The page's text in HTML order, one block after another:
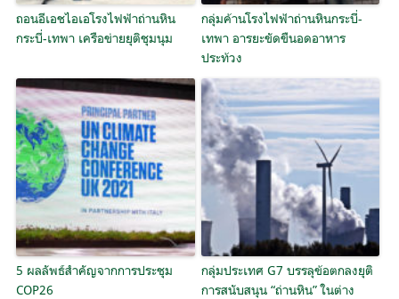
ถอนอีเอชไอเอโรงไฟฟ้าถ่านหิน
กระบี่-เทพา เครือข่ายยุติชุมนุม
กลุ่มค้านโรงไฟฟ้าถ่านหินกระบี่-
เทพา อารยะขัดขืนอดอาหาร
ประท้วง
5 ผลลัพธ์สำคัญจากการประชุม
COP26
กลุ่มประเทศ G7 บรรลุข้อตกลงยุติ
การสนับสนุน “ถ่านหิน” ในต่าง